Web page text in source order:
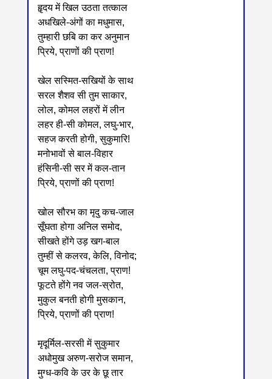
हॄदय में खिल उठता तत्काल
अधखिले-अंगों का मधुमास,
तुम्हारी छबि का कर अनुमान
प्रिये, प्राणों की प्राण!
खेल सस्मित-सखियों के साथ
सरल शैशव सी तुम साकार,
लोल, कोमल लहरों में लीन
लहर ही-सी कोमल, लघु-भार,
सहज करती होगी, सुकुमारि!
मनोभावों से बाल-विहार
हंसिनी-सी सर में कल-तान
प्रिये, प्राणों की प्राण!
खोल सौरभ का मृदु कच-जाल
सूँघता होगा अनिल समोद,
सीखते होंगे उड़ खग-बाल
तुम्हीं से कलरव, केलि, विनोद;
चूम लघु-पद-चंचलता, प्राण!
फूटते होंगे नव जल-स्रोत,
मुकुल बनती होगी मुसकान,
प्रिये, प्राणों की प्राण!
मृदूर्मिल-सरसी में सुकुमार
अधोमुख अरुण-सरोज समान,
मुग्ध-कवि के उर के छू तार